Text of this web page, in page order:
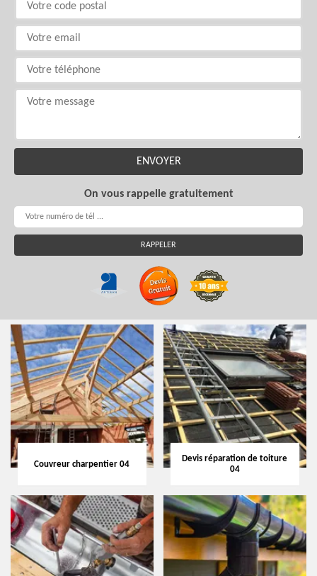
On vous rappelle gratuitement
Couvreur charpentier 04
Devis réparation de toiture
04